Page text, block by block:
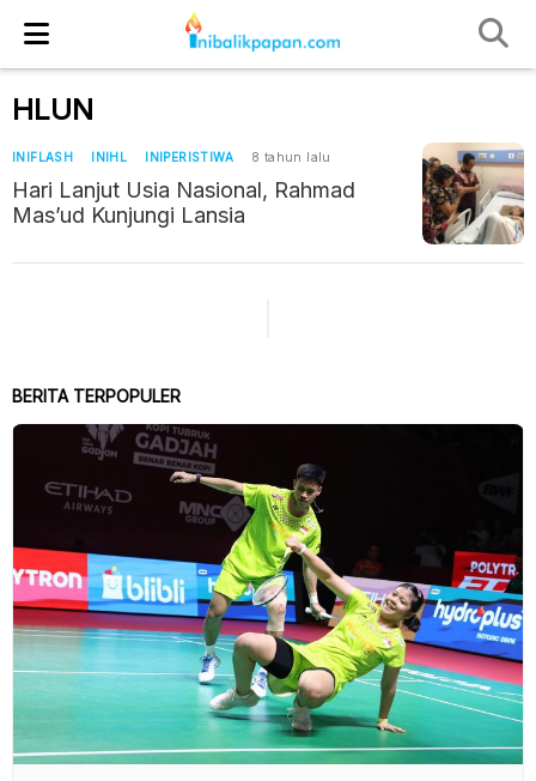
HLUN
INIFLASH INIHL INIPERISTIWA 8 tahun lalu
Hari Lanjut Usia Nasional, Rahmad
Mas’ud Kunjungi Lansia
BERITA TERPOPULER